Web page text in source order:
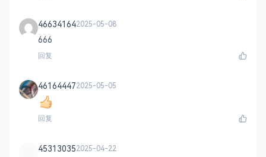
466341642025-05-08
666
回复
461644472025-05-05
回复
453130352025-04-22